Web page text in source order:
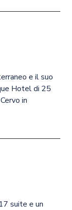
e il suo
Hotel di 25
in
suite e un